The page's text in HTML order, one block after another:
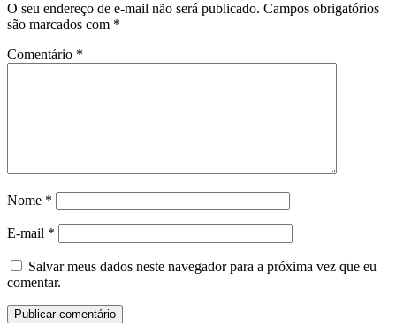
O seu endereço de e-mail não será publicado. Campos obrigatórios
são marcados com *
Comentário *
Nome *
E-mail *
Salvar meus dados neste navegador para a próxima vez que eu
comentar.